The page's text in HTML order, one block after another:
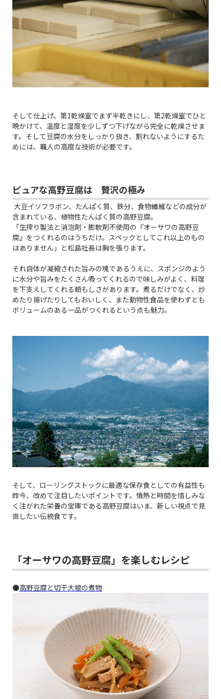
そして仕上げ。第1乾燥室でまず半乾きにし、第2乾燥室でひと
晩かけて、温度と湿度を少しずつ下げながら完全に乾燥させま
す。そして豆腐の水分をしっかり抜き、割れないようにするた
めには、職人の高度な技術が必要です。
ピュアな高野豆腐は 贅沢の極み
大豆イソフラボン、たんぱく質、鉄分、食物繊維などの成分が
含まれている、植物性たんぱく質の高野豆腐。
「生搾り製法と消泡剤・膨軟剤不使用の『オーサワの高野豆
腐』をつくれるのはうちだけ。スペックとしてこれ以上のもの
はありません」と松島社長は胸を張ります。
それ自体が凝縮された旨みの塊であるうえに、スポンジのよう
に水分や旨みをたくさん吸ってくれるので味しみがよく、料理
を下支えしてくれる頼もしさがあります。煮るだけでなく、炒
めたり揚げたりしてもおいしく、また動物性食品を使わずとも
ボリュームのある一品がつくれるという点も魅力。
そして、ローリングストックに最適な保存食としての有益性も
昨今、改めて注目したいポイントです。情熱と時間を惜しみな
く注がれた栄養の宝庫である高野豆腐はいま、新しい視点で見
直したい伝統食です。
「オーサワの高野豆腐」を楽しむレシピ
●高野豆腐と切干大根の煮物